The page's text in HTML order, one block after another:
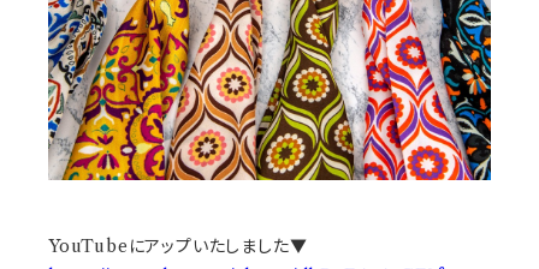
YouTubeにアップいたしました▼